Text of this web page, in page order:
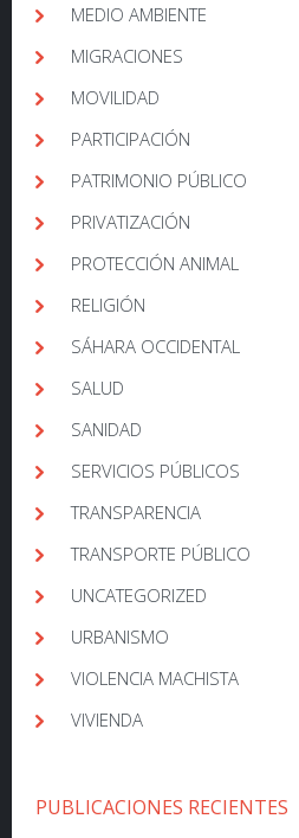
MEDIO AMBIENTE
MIGRACIONES
MOVILIDAD
PARTICIPACIÓN
PATRIMONIO PÚBLICO
PRIVATIZACIÓN
PROTECCIÓN ANIMAL
RELIGIÓN
SÁHARA OCCIDENTAL
SALUD
SANIDAD
SERVICIOS PÚBLICOS
TRANSPARENCIA
TRANSPORTE PÚBLICO
UNCATEGORIZED
URBANISMO
VIOLENCIA MACHISTA
VIVIENDA
PUBLICACIONES RECIENTES